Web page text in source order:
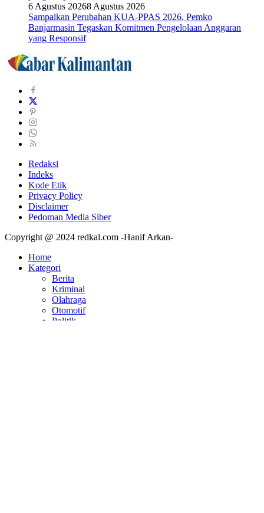
6 Agustus 20268 Agustus 2026
Sampaikan Perubahan KUA-PPAS 2026, Pemko
Banjarmasin Tegaskan Komitmen Pengelolaan Anggaran
yang Responsif
Redaksi
Indeks
Kode Etik
Privacy Policy
Disclaimer
Pedoman Media Siber
Copyright @ 2024 redkal.com -Hanif Arkan-
Home
Kategori
Berita
Kriminal
Olahraga
Otomotif
Politik